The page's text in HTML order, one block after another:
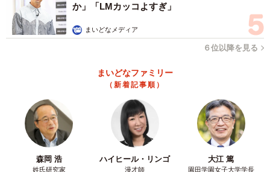
か」「LMカッコよすぎ」
まいどなメディア
６位以降を見る
まいどなファミリー
（新着記事順）
森岡 浩
姓氏研究家
ハイヒール・リンゴ
漫才師
大江 篤
園田学園女子大学学長